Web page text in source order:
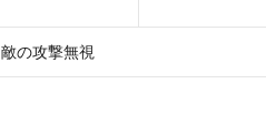
敵の攻撃無視